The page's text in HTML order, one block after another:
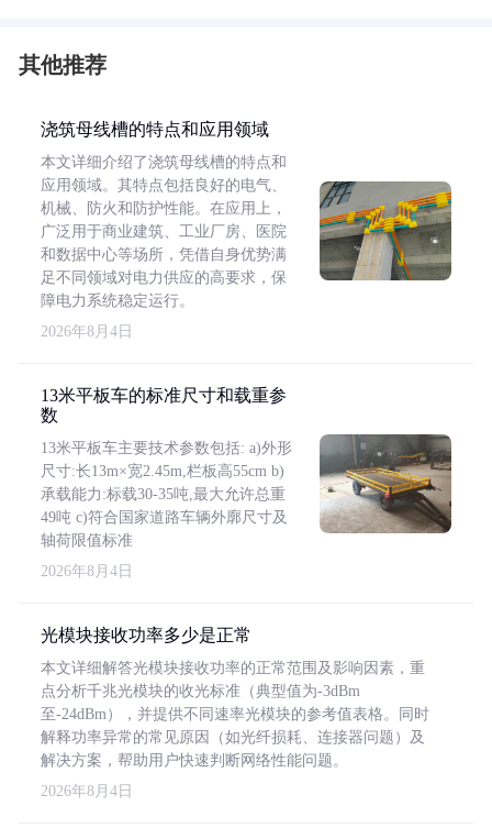
其他推荐
浇筑母线槽的特点和应用领域
本文详细介绍了浇筑母线槽的特点和
应用领域。其特点包括良好的电气、
机械、防火和防护性能。在应用上，
广泛用于商业建筑、工业厂房、医院
和数据中心等场所，凭借自身优势满
足不同领域对电力供应的高要求，保
障电力系统稳定运行。
2026年8月4日
13米平板车的标准尺寸和载重参
数
13米平板车主要技术参数包括: a)外形
尺寸:长13m×宽2.45m,栏板高55cm b)
承载能力:标载30-35吨,最大允许总重
49吨 c)符合国家道路车辆外廓尺寸及
轴荷限值标准
2026年8月4日
光模块接收功率多少是正常
本文详细解答光模块接收功率的正常范围及影响因素，重
点分析千兆光模块的收光标准（典型值为-3dBm
至-24dBm），并提供不同速率光模块的参考值表格。同时
解释功率异常的常见原因（如光纤损耗、连接器问题）及
解决方案，帮助用户快速判断网络性能问题。
2026年8月4日